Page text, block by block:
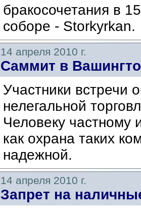
бракосочетания в
соборе - Storkyrkan.
14 апреля 2010 г.
Саммит в
Участники встречи
нелегальной
Человеку частному
как охрана таких
надежной.
14 апреля 2010 г.
Запрет на